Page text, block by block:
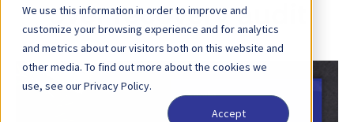
We use this information in order to improve and
customize your browsing experience and for analytics
and metrics about our visitors both on this website and
other media. To find out more about the cookies we
use, see our Privacy Policy.
Accept
over recovery audit